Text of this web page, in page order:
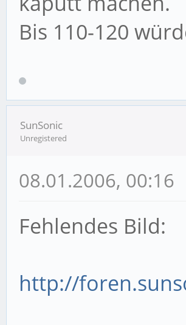
Bis 110-120
SunSonic
Unregistered
08.01.2006, 00:16
Fehlendes Bild:
http://